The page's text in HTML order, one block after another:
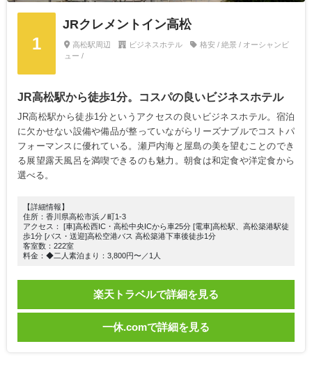
1
JRクレメントイン高松
高松駅周辺 ビジネスホテル
格安 / 絶景 / オーシャンビ
ュー /
JR高松駅から徒歩1分。コスパの良いビジネスホテル
JR高松駅から徒歩1分というアクセスの良いビジネスホテル。宿泊
に欠かせない設備や備品が整っていながらリーズナブルでコストパ
フォーマンスに優れている。瀬戸内海と屋島の美を望むことのでき
る展望露天風呂を満喫できるのも魅力。朝食は和定食や洋定食から
選べる。
【詳細情報】
住所：香川県高松市浜ノ町1-3
アクセス： [車]高松西IC・高松中央ICから車25分 [電車]高松駅、高松築港駅徒
歩1分 [バス・送迎]高松空港バス 高松築港下車後徒歩1分
客室数：222室
料金：◆二人素泊まり：3,800円〜／1人
楽天トラベルで詳細を見る
一休.comで詳細を見る